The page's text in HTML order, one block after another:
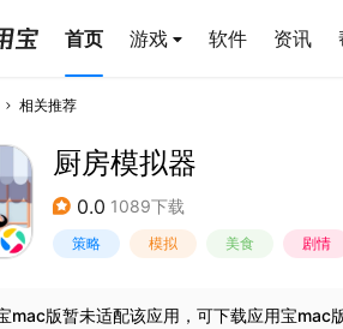
首页 游戏 软件 资讯
相关推荐
厨房模拟器
0.0 1089下载
策略 模拟 美食 剧情
mac版暂未适配该应用，可下载应用宝mac